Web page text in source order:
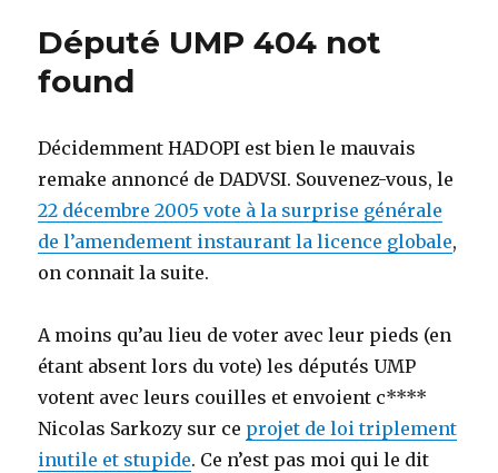
l’hémicycle!
Député UMP 404 not
found
Décidemment HADOPI est bien le mauvais
remake annoncé de DADVSI. Souvenez-vous, le
22 décembre 2005 vote à la surprise générale
de l’amendement instaurant la licence globale,
on connait la suite.
A moins qu’au lieu de voter avec leur pieds (en
étant absent lors du vote) les députés UMP
votent avec leurs couilles et envoient c****
Nicolas Sarkozy sur ce projet de loi triplement
inutile et stupide. Ce n’est pas moi qui le dit